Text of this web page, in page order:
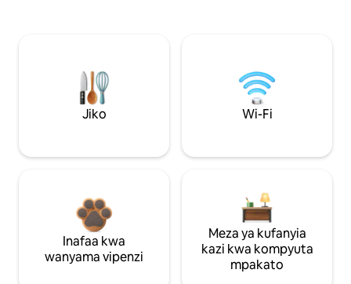
Jiko Wi-Fi
Inafaa kwa
wanyama vipenzi
Meza ya kufanyia
kazi kwa kompyuta
mpakato